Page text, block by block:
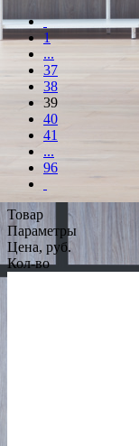
1
...
37
38
39
40
41
...
96
Товар
Параметры
Цена, руб.
Кол-во